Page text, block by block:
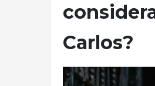
Carlos?